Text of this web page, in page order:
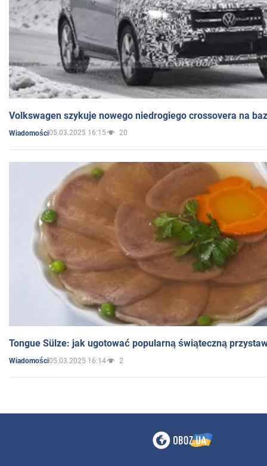
Volkswagen szykuje nowego niedrogiego crossovera na
Wiadomości05.03.2025 16:15 20
Tongue Sülze: jak ugotować popularną świąteczną
Wiadomości05.03.2025 16:14 2